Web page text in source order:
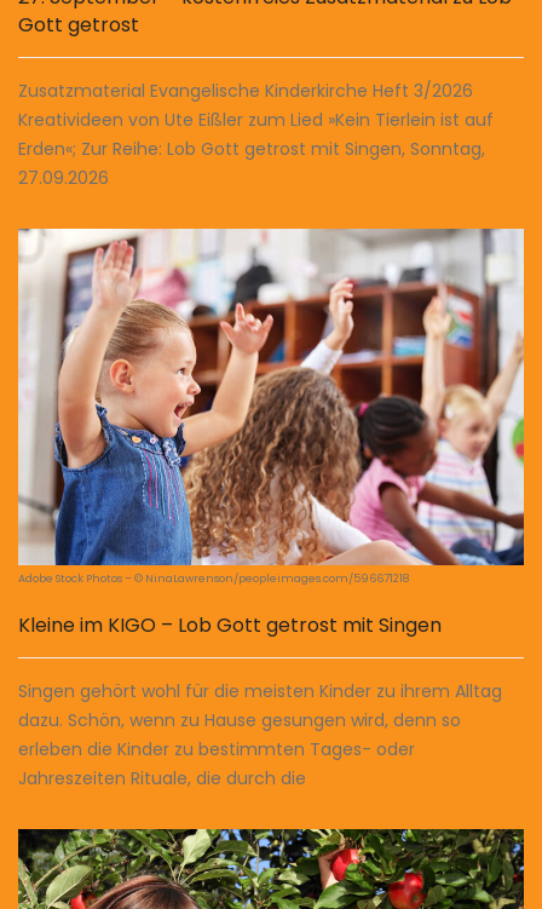
Gott getrost
Zusatzmaterial Evangelische Kinderkirche Heft 3/2026
Kreativideen von Ute Eißler zum Lied »Kein Tierlein ist auf
Erden«; Zur Reihe: Lob Gott getrost mit Singen, Sonntag,
27.09.2026
Adobe Stock Photos – © NinaLawrenson/peopleimages.com/596671218
Kleine im KIGO – Lob Gott getrost mit Singen
Singen gehört wohl für die meisten Kinder zu ihrem Alltag
dazu. Schön, wenn zu Hause gesungen wird, denn so
erleben die Kinder zu bestimmten Tages- oder
Jahreszeiten Rituale, die durch die